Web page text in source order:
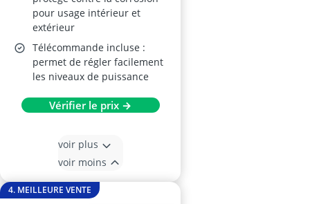
pour usage intérieur et
extérieur
Télécommande incluse :
permet de régler facilement
les niveaux de puissance
Vérifier le prix →
voir plus
voir moins
4. MEILLEURE VENTE